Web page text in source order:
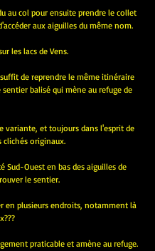
au col pour ensuite prendre le collet
aux aiguilles du même nom.
les lacs de Vens.
de reprendre le même itinéraire
balisé qui mène au refuge de
variante, et toujours dans l'esprit de
clichés originaux.
Sud-Ouest en bas des aiguilles de
le sentier.
en plusieurs endroits, notamment là
praticable et amène au refuge.